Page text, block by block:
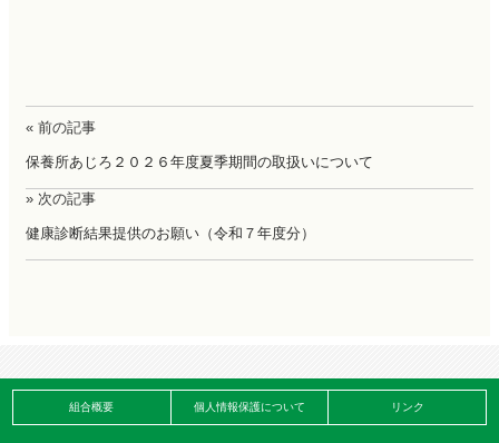
« 前の記事
保養所あじろ２０２６年度夏季期間の取扱いについて
» 次の記事
健康診断結果提供のお願い（令和７年度分）
組合概要 個人情報保護について リンク